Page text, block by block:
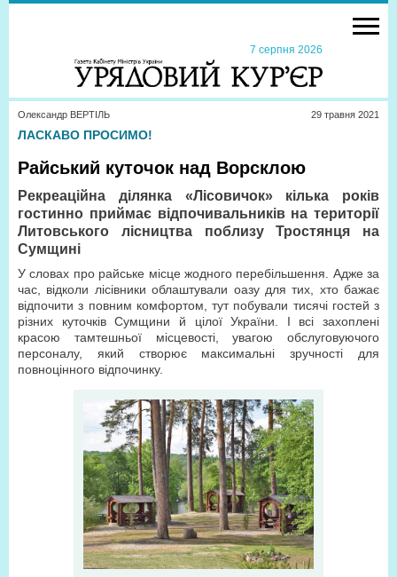
7 серпня 2026
Олександр ВЕРТІЛЬ 29 травня 2021
ЛАСКАВО ПРОСИМО!
Райський куточок над Ворсклою
Рекреаційна ділянка «Лісовичок» кілька років
гостинно приймає відпочивальників на території
Литовського лісництва поблизу Тростянця на
Сумщині
У словах про райське місце жодного перебільшення. Адже за
час, відколи лісівники облаштували оазу для тих, хто бажає
відпочити з повним комфортом, тут побували тисячі гостей з
різних куточків Сумщини й цілої України. І всі захоплені
красою тамтешньої місцевості, увагою обслуговуючого
персоналу, який створює максимальні зручності для
повноцінного відпочинку.